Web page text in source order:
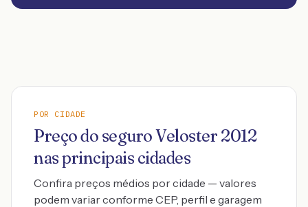
POR CIDADE
Preço do seguroVeloster 2012
nas principais cidades
Confira preços médios por cidade — valores
podem variar conforme CEP, perfil e garagem